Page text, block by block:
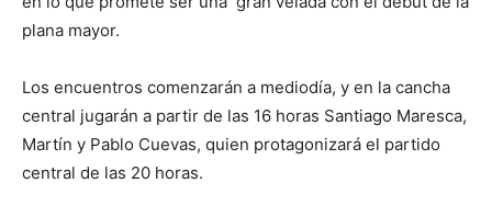
plana mayor.
Los encuentros comenzarán a mediodía, y en la cancha
central jugarán a partir de las 16 horas Santiago Maresca,
Martín y Pablo Cuevas, quien protagonizará el partido
central de las 20 horas.